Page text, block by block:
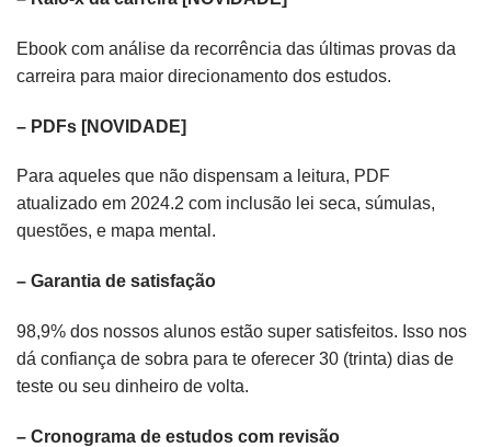
Ebook com análise da recorrência das últimas provas da
carreira para maior direcionamento dos estudos.
– PDFs [NOVIDADE]
Para aqueles que não dispensam a leitura, PDF
atualizado em 2024.2 com inclusão lei seca, súmulas,
questões, e mapa mental.
– Garantia de satisfação
98,9% dos nossos alunos estão super satisfeitos. Isso nos
dá confiança de sobra para te oferecer 30 (trinta) dias de
teste ou seu dinheiro de volta.
– Cronograma de estudos com revisão